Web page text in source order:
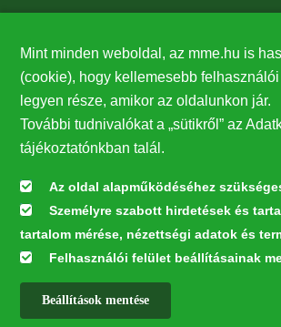
27224
Hírlevél feliratkozás
Értesüljön elsőként legfrissebb híreinkről,
Feliratkozás
Mint minden weboldal, az mme.hu is
(cookie), hogy kellemesebb
legyen része, amikor az oldalunkon jár.
További tudnivalókat a „sütikről” az
tájékoztatónkban talál.
Az oldal alapműködéséhez
Személyre szabott hirdetések és
tartalom mérése, nézettségi adatok és
Felhasználói felület beállításainak
Beállítások mentése